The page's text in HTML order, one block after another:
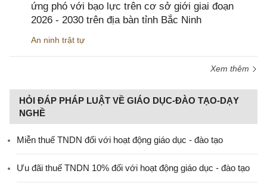
ứng phó với bạo lực trên cơ sở giới giai đoạn
2026 - 2030 trên địa bàn tỉnh Bắc Ninh
An ninh trật tự
Xem thêm
HỎI ĐÁP PHÁP LUẬT VỀ GIÁO DỤC-ĐÀO TẠO-DẠY
NGHỀ
Miễn thuế TNDN đối với hoạt động giáo dục - đào tạo
Ưu đãi thuế TNDN 10% đối với hoạt động giáo dục - đào tạo